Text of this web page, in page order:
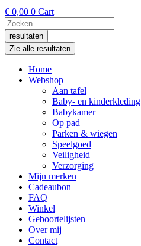
€ 0,00 0 Cart
Search
...resultaten
Zie alle resultaten
Home
Webshop
Aan tafel
Baby- en kinderkleding
Babykamer
Op pad
Parken & wiegen
Speelgoed
Veiligheid
Verzorging
Mijn merken
Cadeaubon
FAQ
Winkel
Geboortelijsten
Over mij
Contact